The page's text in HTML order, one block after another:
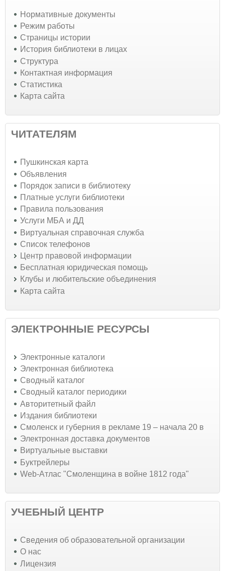
Нормативные документы
Режим работы
Страницы истории
История библиотеки в лицах
Структура
Контактная информация
Статистика
Карта сайта
ЧИТАТЕЛЯМ
Пушкинская карта
Объявления
Порядок записи в библиотеку
Платные услуги библиотеки
Правила пользования
Услуги МБА и ДД
Виртуальная справочная служба
Список телефонов
Центр правовой информации
Бесплатная юридическая помощь
Клубы и любительские объединения
Карта сайта
ЭЛЕКТРОННЫЕ РЕСУРСЫ
Электронные каталоги
Электронная библиотека
Сводный каталог
Сводный каталог периодики
Авторитетный файл
Издания библиотеки
Смоленск и губерния в рекламе 19 – начала 20 в
Электронная доставка документов
Виртуальные выставки
Буктрейлеры
Web-Атлас "Смоленщина в войне 1812 года"
УЧЕБНЫЙ ЦЕНТР
Cведения об образовательной организации
О нас
Лицензия